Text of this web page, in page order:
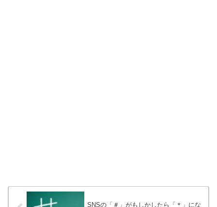
SNSの「＃」がもしかしたら「＊」にな